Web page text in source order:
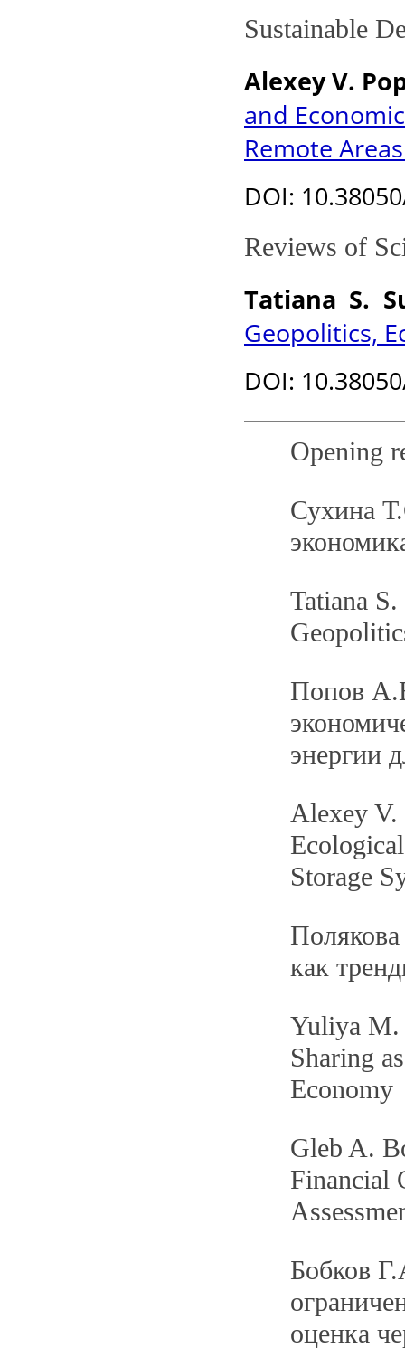
Sustainable
Alexey V.
and
Remote
DOI:
Reviews of
Tatiana S.
Geopolitics,
DOI:
Opening
Сухина
Tatiana
Попов
энергии
Alexey V.
Storage
как
Yuliya M.
Sharing
Economy
Gleb A.
Financial
Бобков
оценка